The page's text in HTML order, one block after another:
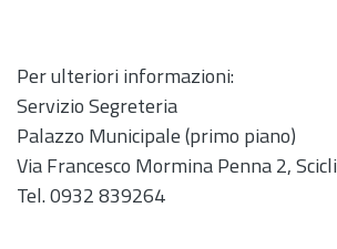
Per ulteriori informazioni:
Servizio Segreteria
Palazzo Municipale (primo piano)
Via Francesco Mormina Penna 2, Scicli
Tel. 0932 839264